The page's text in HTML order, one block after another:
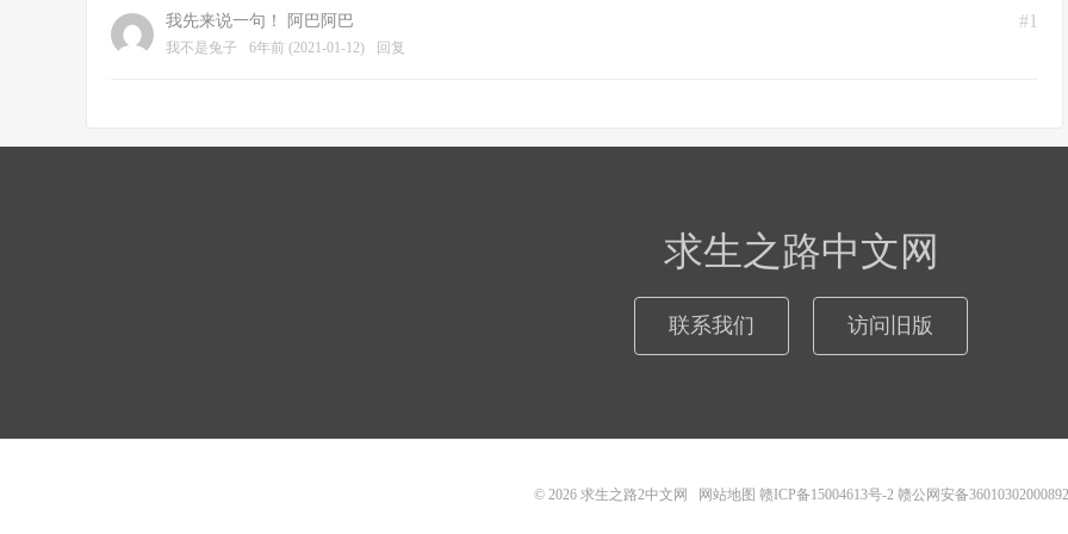
#1
我先来说一句！ 阿巴阿巴
我不是兔子 6年前 (2021-01-12) 回复
求生之路中文网
联系我们 访问旧版
© 2026 求生之路2中文网 网站地图 赣ICP备15004613号-2 赣公网安备36010302000892